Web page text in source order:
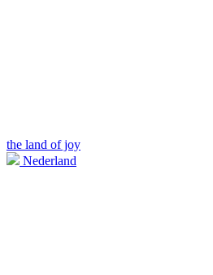
the land of joy
Nederland